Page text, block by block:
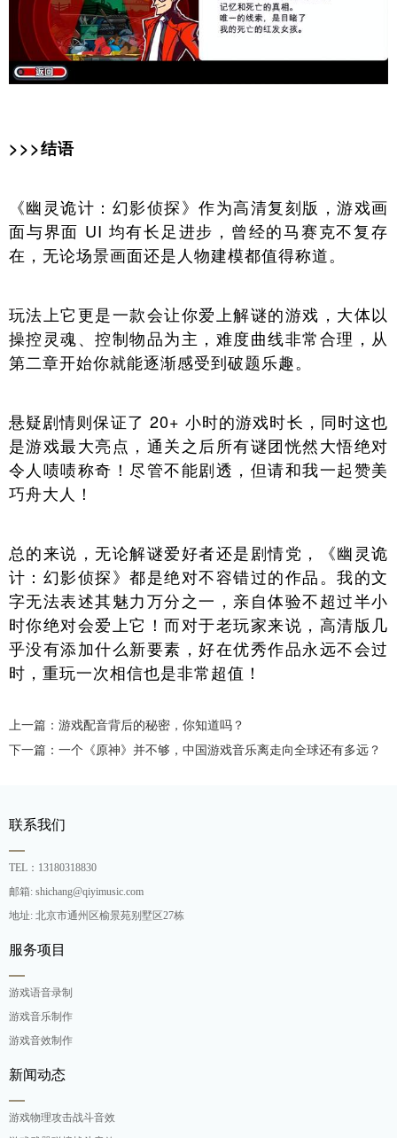
>>>结语
《幽灵诡计：幻影侦探》作为高清复刻版，游戏画
面与界面 UI 均有长足进步，曾经的马赛克不复存
在，无论场景画面还是人物建模都值得称道。
玩法上它更是一款会让你爱上解谜的游戏，大体以
操控灵魂、控制物品为主，难度曲线非常合理，从
第二章开始你就能逐渐感受到破题乐趣。
悬疑剧情则保证了 20+ 小时的游戏时长，同时这也
是游戏最大亮点，通关之后所有谜团恍然大悟绝对
令人啧啧称奇！尽管不能剧透，但请和我一起赞美
巧舟大人！
总的来说，无论解谜爱好者还是剧情党，《幽灵诡
计：幻影侦探》都是绝对不容错过的作品。我的文
字无法表述其魅力万分之一，亲自体验不超过半小
时你绝对会爱上它！而对于老玩家来说，高清版几
乎没有添加什么新要素，好在优秀作品永远不会过
时，重玩一次相信也是非常超值！
上一篇：游戏配音背后的秘密，你知道吗？
下一篇：一个《原神》并不够，中国游戏音乐离走向全球还有多远？
联系我们
TEL：13180318830
邮箱: shichang@qiyimusic.com
地址: 北京市通州区榆景苑别墅区27栋
服务项目
游戏语音录制
游戏音乐制作
游戏音效制作
新闻动态
游戏物理攻击战斗音效